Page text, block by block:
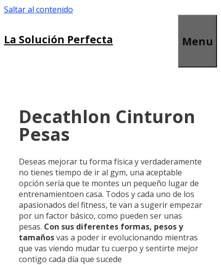
Saltar al contenido
La Solución Perfecta Menu
Decathlon Cinturon
Pesas
Deseas mejorar tu forma física y verdaderamente
no tienes tiempo de ir al gym, una aceptable
opción sería que te montes un pequeño lugar de
entrenamientoen casa. Todos y cada uno de los
apasionados del fitness, te van a sugerir empezar
por un factor básico, como pueden ser unas
pesas. Con sus diferentes formas, pesos y
tamañosvas a poder ir evolucionando mientras
que vas viendo mudar tu cuerpo y sentirte mejor
contigo cada día que sucede